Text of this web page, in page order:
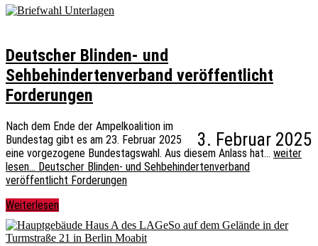
Deutscher Blinden- und
Sehbehindertenverband veröffentlicht
Forderungen
3. Februar 2025
Nach dem Ende der Ampelkoalition im
Bundestag gibt es am 23. Februar 2025
eine vorgezogene Bundestagswahl. Aus diesem Anlass hat… weiter
lesen… Deutscher Blinden- und Sehbehindertenverband
veröffentlicht Forderungen
Weiterlesen